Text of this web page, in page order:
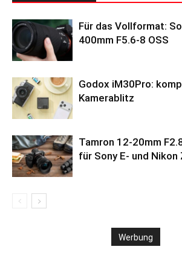
Für das Vollformat:
400mm F5.6-8 OSS
Godox iM30Pro:
Kamerablitz
Tamron 12-20mm
für Sony E- und Nikon
Werbung